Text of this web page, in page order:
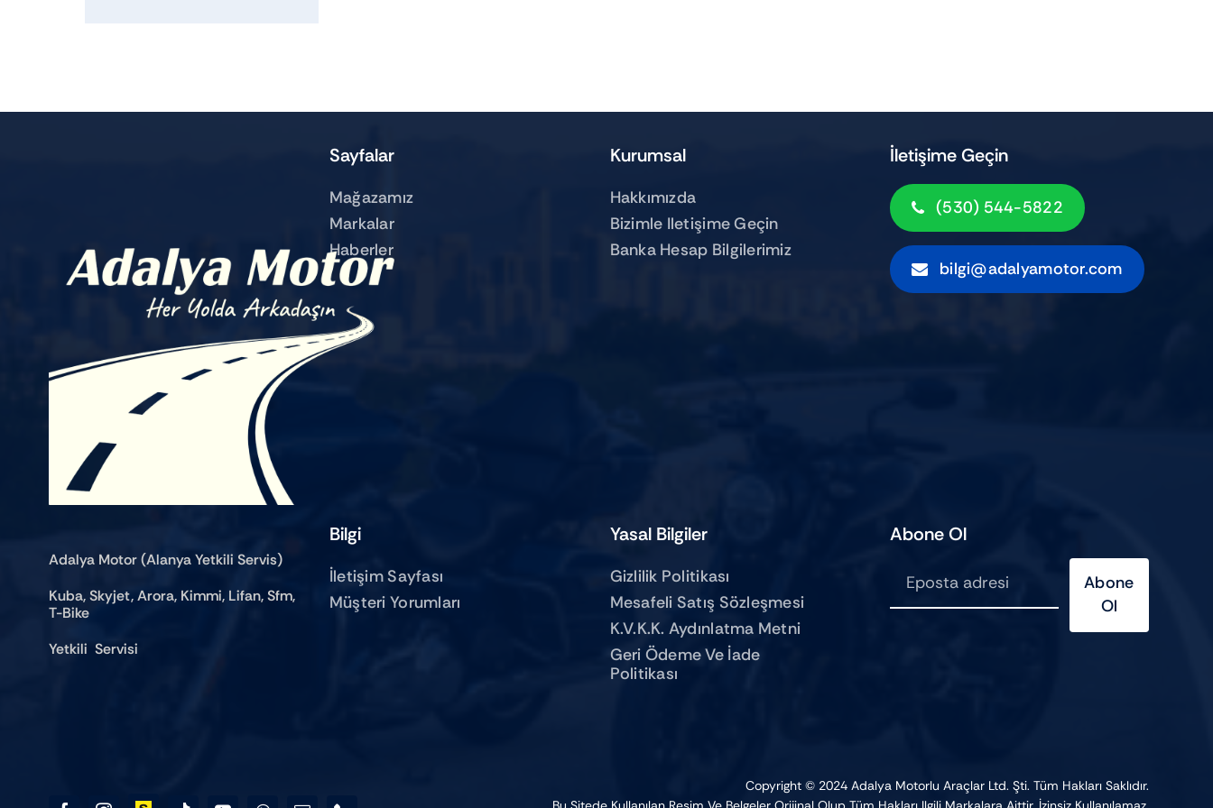
Sayfalar
Mağazamız
Markalar
Haberler
Kurumsal
Hakkımızda
Bizimle Iletişime Geçin
Banka Hesap Bilgilerimiz
İletişime Geçin
(530) 544-5822
bilgi@adalyamotor.com
Adalya Motor (Alanya Yetkili Servis)
Kuba, Skyjet, Arora, Kimmi, Lifan, Sfm,
T-Bike
Yetkili Servisi
Bilgi
İletişim Sayfası
Müşteri Yorumları
Yasal Bilgiler
Gizlilik Politikası
Mesafeli Satış Sözleşmesi
K.V.K.K. Aydınlatma Metni
Geri Ödeme Ve İade
Politikası
Abone Ol
Abone
Ol
Copyright © 2024 Adalya Motorlu Araçlar Ltd. Şti. Tüm Hakları Saklıdır.